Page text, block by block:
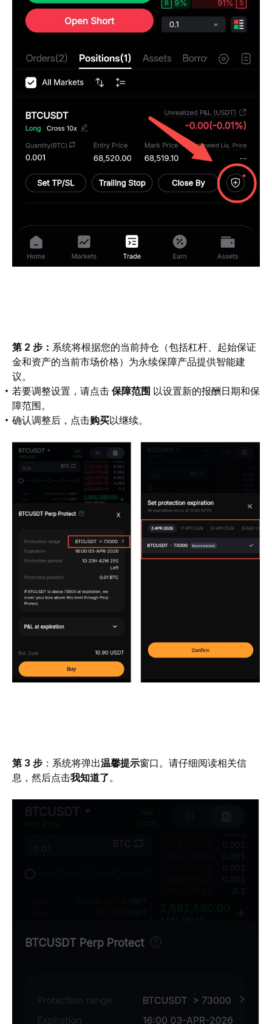
第 2 步： 系统将根据您的当前持仓（包括杠杆、起始保证
金和资产的当前市场价格）为永续保障产品提供智能建
议。
若要调整设置，请点击 保障范围 以设置新的报酬日期和保
障范围。
确认调整后，点击购买以继续。
第 3 步 ：系统将弹出温馨提示窗口。请仔细阅读相关信
息，然后点击我知道了。